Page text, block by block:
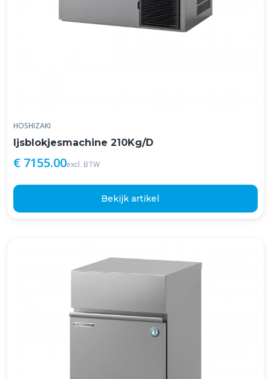
HOSHIZAKI
Ijsblokjesmachine 210Kg/D
€ 7155.00excl. BTW
Bekijk artikel